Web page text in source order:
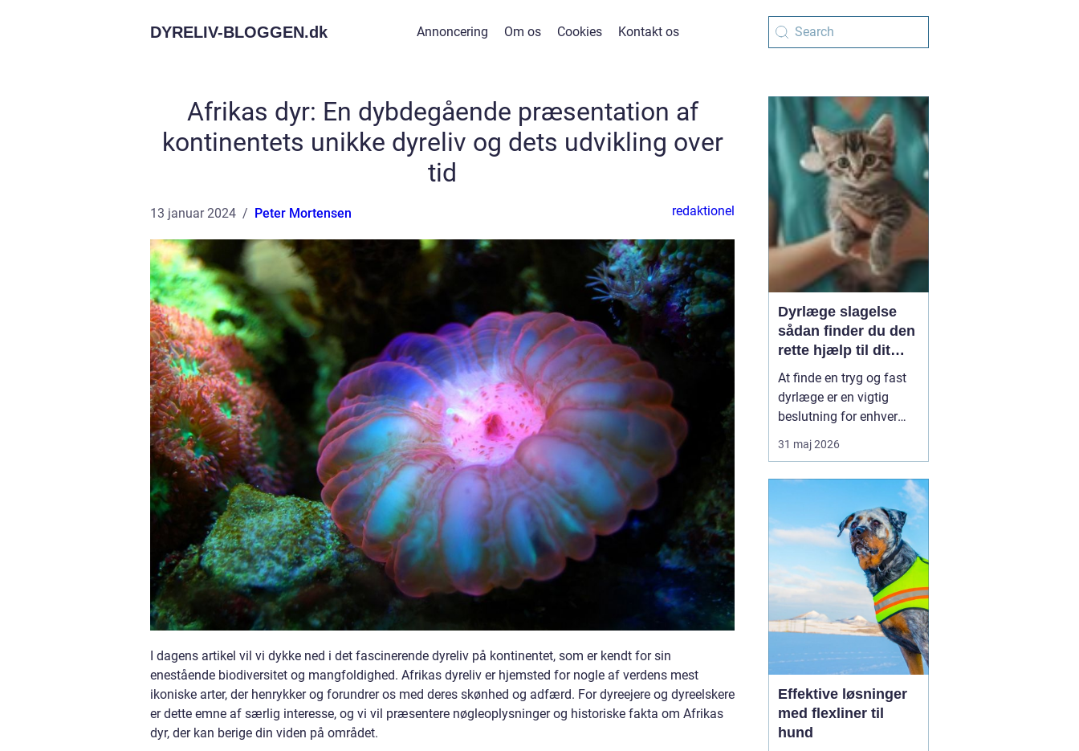
DYRELIV-BLOGGEN.dk Annoncering Om os Cookies Kontakt os
Afrikas dyr: En dybdegående præsentation af
kontinentets unikke dyreliv og dets udvikling over
tid
13 januar 2024 Peter Mortensen redaktionel
I dagens artikel vil vi dykke ned i det fascinerende dyreliv på kontinentet, som er kendt for sin
enestående biodiversitet og mangfoldighed. Afrikas dyreliv er hjemsted for nogle af verdens mest
ikoniske arter, der henrykker og forundrer os med deres skønhed og adfærd. For dyreejere og dyreelskere
er dette emne af særlig interesse, og vi vil præsentere nøgleoplysninger og historiske fakta om Afrikas
dyr, der kan berige din viden på området.
Dyrlæge slagelse
sådan finder du den
rette hjælp til dit
kæledyr
At finde en tryg og fast
dyrlæge er en vigtig
beslutning for enhver
kæledyrsejer. I en by
som Slagelse, hvor
hund, kat eller mindre
gnavere, spiller den
lokale dyreklinik en stor
rolle i hverdagen. En god
dyrlæge skal ikke kun
kunn...
31 maj 2026
Effektive løsninger
med flexliner til
hund